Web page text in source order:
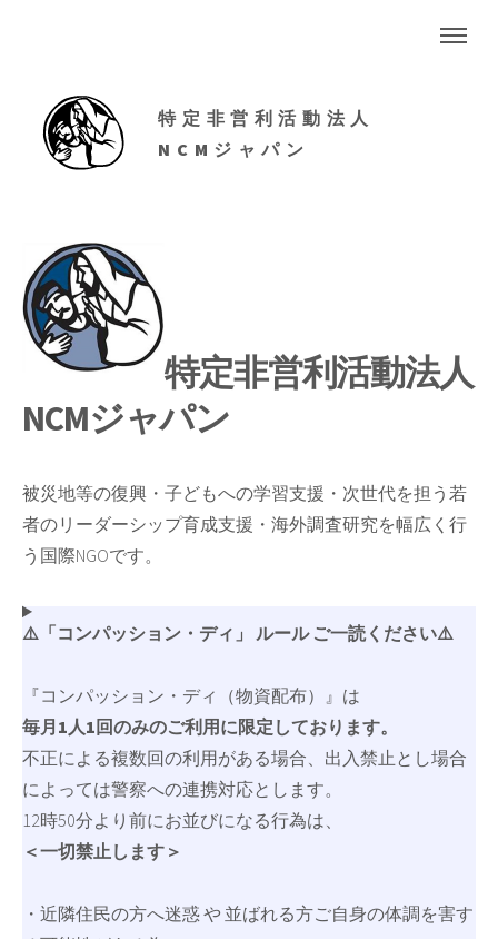
特定非営利活動法人
NCMジャパン
特定非営利活動法人
NCMジャパン
被災地等の復興・子どもへの学習支援・次世代を担う若
者のリーダーシップ育成支援・海外調査研究を幅広く行
う国際NGOです。
⚠️「コンパッション・ディ」 ルール ご一読ください⚠️
『コンパッション・ディ（物資配布）』は
毎月1人1回のみのご利用に限定しております。
不正による複数回の利用がある場合、出入禁止とし場合
によっては警察への連携対応とします。
12時50分より前にお並びになる行為は、
＜一切禁止します＞
・近隣住民の方へ迷惑 や 並ばれる方ご自身の体調を害す